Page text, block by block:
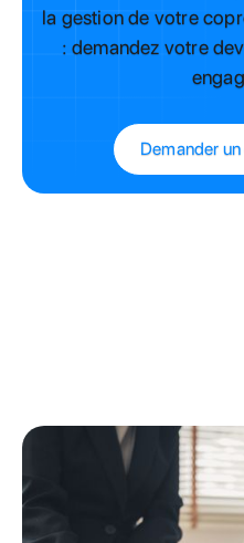
la gestion de votre
: demandez votre
Demander